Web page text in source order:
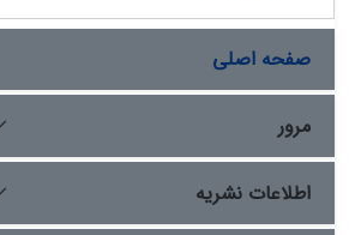
صفحه اصلی
مرور
اطلاعات نشریه